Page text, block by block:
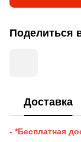
Поделиться
Доставка
- *Бесплатная